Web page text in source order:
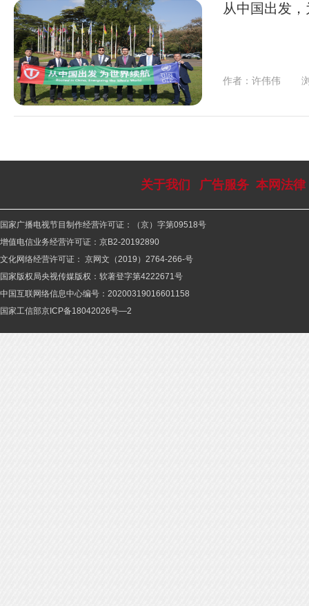
从中国出发
作者：许伟伟
关于我们 广告服务 本网法律
国家广播电视节目制作经营许可证：（京）字第09518号
增值电信业务经营许可证：京B2-20192890
文化网络经营许可证： 京网文（2019）2764-266-号
国家版权局央视传媒版权：软著登字第4222671号
中国互联网络信息中心编号：20200319016601158
国家工信部京ICP备18042026号—2